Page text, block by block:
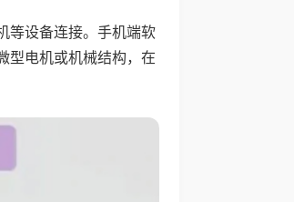
等设备连接。手机端软
型电机或机械结构，在